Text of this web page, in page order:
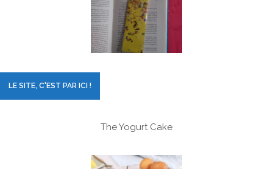
LE SITE, C'EST PAR ICI !
The Yogurt Cake